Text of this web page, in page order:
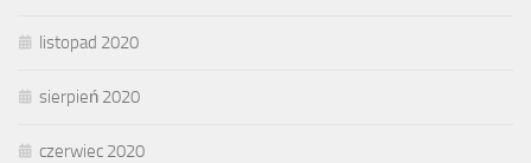
listopad 2020
sierpień 2020
czerwiec 2020